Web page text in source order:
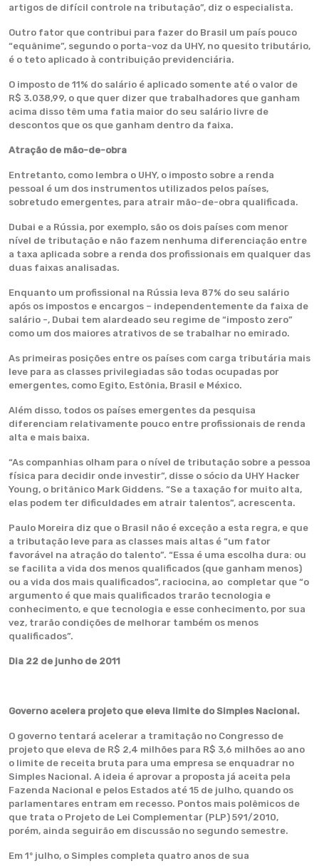
artigos de difícil controle na tributação”, diz o especialista.
Outro fator que contribui para fazer do Brasil um país pouco
“equânime”, segundo o porta-voz da UHY, no quesito tributário,
é o teto aplicado à contribuição previdenciária.
O imposto de 11% do salário é aplicado somente até o valor de
R$ 3.038,99, o que quer dizer que trabalhadores que ganham
acima disso têm uma fatia maior do seu salário livre de
descontos que os que ganham dentro da faixa.
Atração de mão-de-obra
Entretanto, como lembra o UHY, o imposto sobre a renda
pessoal é um dos instrumentos utilizados pelos países,
sobretudo emergentes, para atrair mão-de-obra qualificada.
Dubai e a Rússia, por exemplo, são os dois países com menor
nível de tributação e não fazem nenhuma diferenciação entre
a taxa aplicada sobre a renda dos profissionais em qualquer das
duas faixas analisadas.
Enquanto um profissional na Rússia leva 87% do seu salário
após os impostos e encargos – independentemente da faixa de
salário -, Dubai tem alardeado seu regime de “imposto zero”
como um dos maiores atrativos de se trabalhar no emirado.
As primeiras posições entre os países com carga tributária mais
leve para as classes privilegiadas são todas ocupadas por
emergentes, como Egito, Estônia, Brasil e México.
Além disso, todos os países emergentes da pesquisa
diferenciam relativamente pouco entre profissionais de renda
alta e mais baixa.
“As companhias olham para o nível de tributação sobre a pessoa
física para decidir onde investir”, disse o sócio da UHY Hacker
Young, o britânico Mark Giddens. “Se a taxação for muito alta,
elas podem ter dificuldades em atrair talentos”, acrescenta.
Paulo Moreira diz que o Brasil não é exceção a esta regra, e que
a tributação leve para as classes mais altas é “um fator
favorável na atração do talento”. “Essa é uma escolha dura: ou
se facilita a vida dos menos qualificados (que ganham menos)
ou a vida dos mais qualificados”, raciocina, ao completar que “o
argumento é que mais qualificados trarão tecnologia e
conhecimento, e que tecnologia e esse conhecimento, por sua
vez, trarão condições de melhorar também os menos
qualificados”.
Dia 22 de junho de 2011
Governo acelera projeto que eleva limite do Simples Nacional.
O governo tentará acelerar a tramitação no Congresso de
projeto que eleva de R$ 2,4 milhões para R$ 3,6 milhões ao ano
o limite de receita bruta para uma empresa se enquadrar no
Simples Nacional. A ideia é aprovar a proposta já aceita pela
Fazenda Nacional e pelos Estados até 15 de julho, quando os
parlamentares entram em recesso. Pontos mais polêmicos de
que trata o Projeto de Lei Complementar (PLP) 591/2010,
porém, ainda seguirão em discussão no segundo semestre.
Em 1º julho, o Simples completa quatro anos de sua